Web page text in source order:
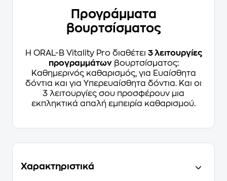
Προγράμματα
βουρτσίσματος
Η ORAL-B Vitality Pro διαθέτει 3 λειτουργίες
προγραμμάτωνβουρτσίσματος:
Καθημερινός καθαρισμός, για Ευαίσθητα
δόντια και για Υπερευαίσθητα δόντια. Και οι
3 λειτουργίες σου προσφέρουν μια
εκπληκτικά απαλή εμπειρία καθαρισμού.
Χαρακτηριστικά